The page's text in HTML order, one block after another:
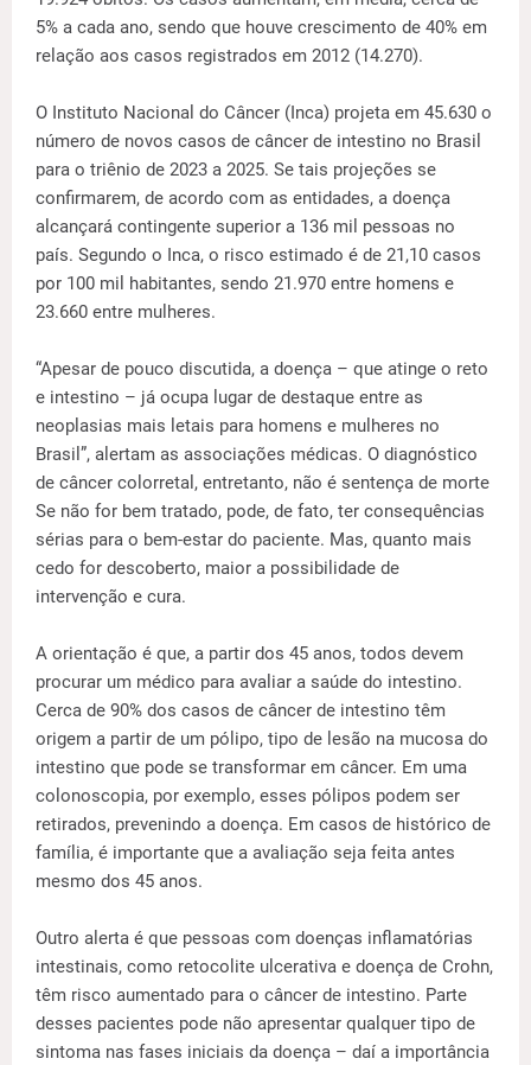
5% a cada ano, sendo que houve crescimento de 40% em
relação aos casos registrados em 2012 (14.270).
O Instituto Nacional do Câncer (Inca) projeta em 45.630 o
número de novos casos de câncer de intestino no Brasil
para o triênio de 2023 a 2025. Se tais projeções se
confirmarem, de acordo com as entidades, a doença
alcançará contingente superior a 136 mil pessoas no
país. Segundo o Inca, o risco estimado é de 21,10 casos
por 100 mil habitantes, sendo 21.970 entre homens e
23.660 entre mulheres.
“Apesar de pouco discutida, a doença – que atinge o reto
e intestino – já ocupa lugar de destaque entre as
neoplasias mais letais para homens e mulheres no
Brasil”, alertam as associações médicas. O diagnóstico
de câncer colorretal, entretanto, não é sentença de morte
Se não for bem tratado, pode, de fato, ter consequências
sérias para o bem-estar do paciente. Mas, quanto mais
cedo for descoberto, maior a possibilidade de
intervenção e cura.
A orientação é que, a partir dos 45 anos, todos devem
procurar um médico para avaliar a saúde do intestino.
Cerca de 90% dos casos de câncer de intestino têm
origem a partir de um pólipo, tipo de lesão na mucosa do
intestino que pode se transformar em câncer. Em uma
colonoscopia, por exemplo, esses pólipos podem ser
retirados, prevenindo a doença. Em casos de histórico de
família, é importante que a avaliação seja feita antes
mesmo dos 45 anos.
Outro alerta é que pessoas com doenças inflamatórias
intestinais, como retocolite ulcerativa e doença de Crohn,
têm risco aumentado para o câncer de intestino. Parte
desses pacientes pode não apresentar qualquer tipo de
sintoma nas fases iniciais da doença – daí a importância